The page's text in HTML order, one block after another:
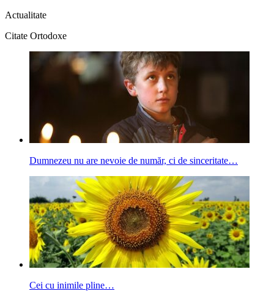
Actualitate
Citate Ortodoxe
Dumnezeu nu are nevoie de număr, ci de sinceritate…
Cei cu inimile pline…